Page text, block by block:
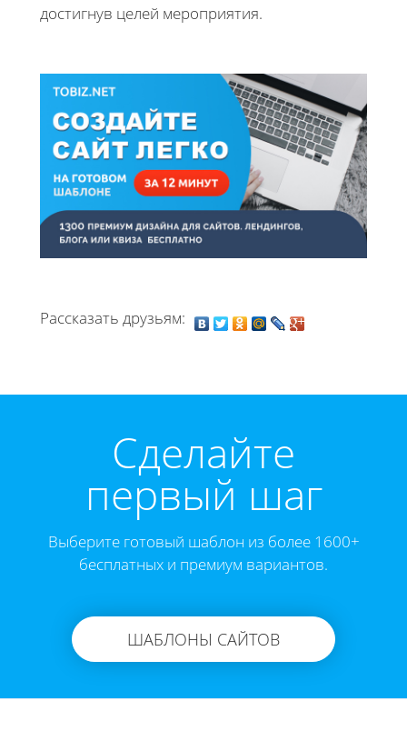
достигнув целей мероприятия.
Рассказать друзьям:
Cделайте
первый шаг
Выберите готовый шаблон из более 1600+
бесплатных и премиум вариантов.
ШАБЛОНЫ САЙТОВ